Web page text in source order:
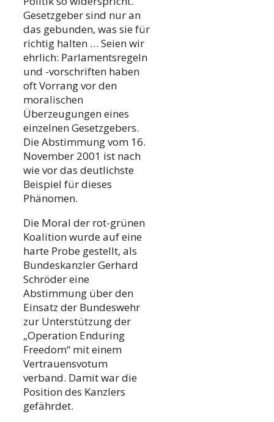
Gesetzgeber sind nur an
das gebunden, was sie für
richtig halten … Seien wir
ehrlich: Parlamentsregeln
und -vorschriften haben
oft Vorrang vor den
moralischen
Überzeugungen eines
einzelnen Gesetzgebers.
Die Abstimmung vom 16.
November 2001 ist nach
wie vor das deutlichste
Beispiel für dieses
Phänomen.
Die Moral der rot-grünen
Koalition wurde auf eine
harte Probe gestellt, als
Bundeskanzler Gerhard
Schröder eine
Abstimmung über den
Einsatz der Bundeswehr
zur Unterstützung der
„Operation Enduring
Freedom“ mit einem
Vertrauensvotum
verband. Damit war die
Position des Kanzlers
gefährdet.